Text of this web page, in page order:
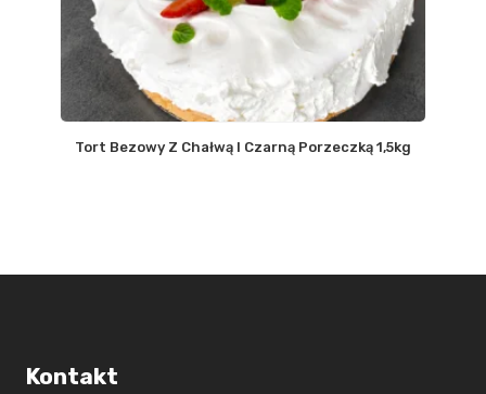
Tort Bezowy Z Chałwą I Czarną Porzeczką 1,5kg
Kontakt